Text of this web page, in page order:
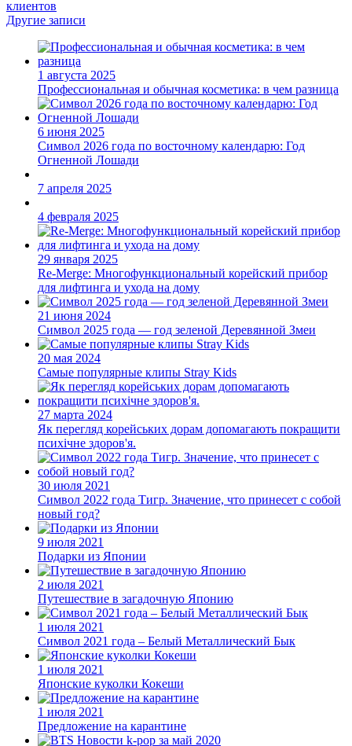
клиентов
Другие записи
1 августа 2025
Профессиональная и обычная косметика: в чем разница
6 июня 2025
Символ 2026 года по восточному календарю: Год
Огненной Лошади
7 апреля 2025
4 февраля 2025
29 января 2025
Re-Merge: Многофункциональный корейский прибор
для лифтинга и ухода на дому
21 июня 2024
Символ 2025 года — год зеленой Деревянной Змеи
20 мая 2024
Самые популярные клипы Stray Kids
27 марта 2024
Як перегляд корейських дорам допомагають покращити
психічне здоров'я.
30 июля 2021
Символ 2022 года Тигр. Значение, что принесет с собой
новый год?
9 июля 2021
Подарки из Японии
2 июля 2021
Путешествие в загадочную Японию
1 июля 2021
Cимвол 2021 года – Белый Металлический Бык
1 июля 2021
Японские куколки Кокеши
1 июля 2021
Предложение на карантине